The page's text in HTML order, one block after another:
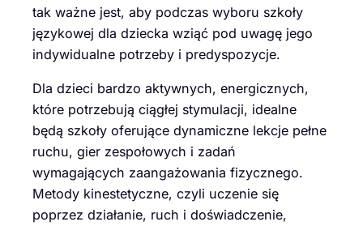
tak ważne jest, aby podczas wyboru szkoły
językowej dla dziecka wziąć pod uwagę jego
indywidualne potrzeby i predyspozycje.
Dla dzieci bardzo aktywnych, energicznych,
które potrzebują ciągłej stymulacji, idealne
będą szkoły oferujące dynamiczne lekcje pełne
ruchu, gier zespołowych i zadań
wymagających zaangażowania fizycznego.
Metody kinestetyczne, czyli uczenie się
poprzez działanie, ruch i doświadczenie,